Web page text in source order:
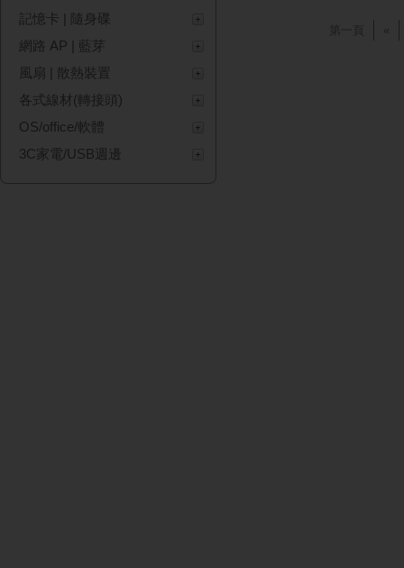
記憶卡 | 隨身碟
網路 AP | 藍芽
風扇 | 散熱裝置
各式線材(轉接頭)
OS/office/軟體
3C家電/USB週邊